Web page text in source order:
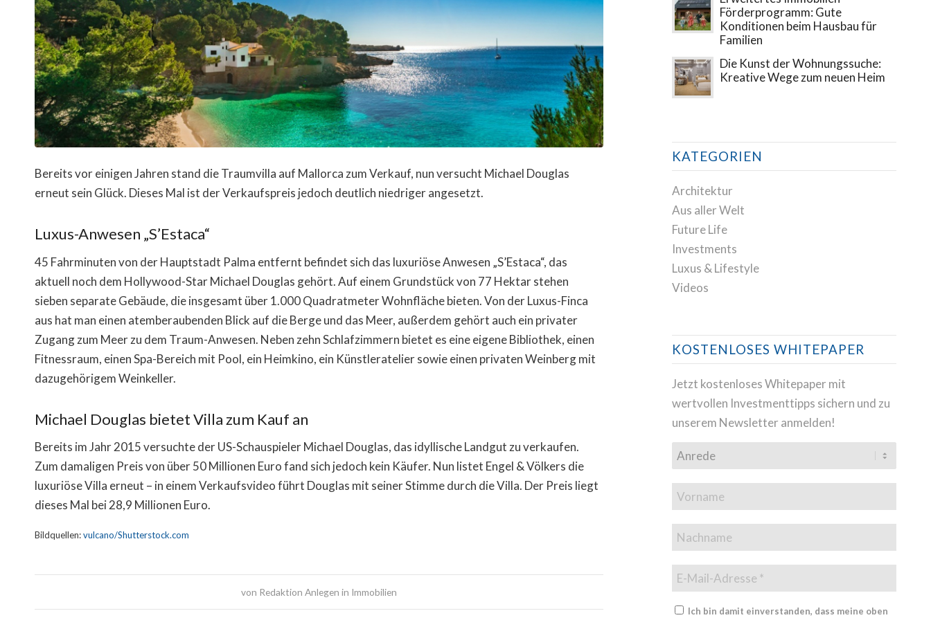
Bereits vor einigen Jahren stand die Traumvilla auf Mallorca zum Verkauf, nun versucht Michael Douglas
erneut sein Glück. Dieses Mal ist der Verkaufspreis jedoch deutlich niedriger angesetzt.
Luxus-Anwesen „S’Estaca“
45 Fahrminuten von der Hauptstadt Palma entfernt befindet sich das luxuriöse Anwesen „S’Estaca“, das
aktuell noch dem Hollywood-Star Michael Douglas gehört. Auf einem Grundstück von 77 Hektar stehen
sieben separate Gebäude, die insgesamt über 1.000 Quadratmeter Wohnfläche bieten. Von der Luxus-Finca
aus hat man einen atemberaubenden Blick auf die Berge und das Meer, außerdem gehört auch ein privater
Zugang zum Meer zu dem Traum-Anwesen. Neben zehn Schlafzimmern bietet es eine eigene Bibliothek, einen
Fitnessraum, einen Spa-Bereich mit Pool, ein Heimkino, ein Künstleratelier sowie einen privaten Weinberg mit
dazugehörigem Weinkeller.
Michael Douglas bietet Villa zum Kauf an
Bereits im Jahr 2015 versuchte der US-Schauspieler Michael Douglas, das idyllische Landgut zu verkaufen.
Zum damaligen Preis von über 50 Millionen Euro fand sich jedoch kein Käufer. Nun listet Engel & Völkers die
luxuriöse Villa erneut – in einem Verkaufsvideo führt Douglas mit seiner Stimme durch die Villa. Der Preis liegt
dieses Mal bei 28,9 Millionen Euro.
Bildquellen:vulcano/Shutterstock.com
von Redaktion Anlegen in Immobilien
Förderprogramm: Gute
Konditionen beim Hausbau für
Familien
Die Kunst der Wohnungssuche:
Kreative Wege zum neuen Heim
KATEGORIEN
Architektur
Aus aller Welt
Future Life
Investments
Luxus & Lifestyle
Videos
KOSTENLOSES WHITEPAPER
Jetzt kostenloses Whitepaper mit
wertvollen Investmenttipps sichern und zu
unserem Newsletter anmelden!
Ich bin damit einverstanden, dass meine oben